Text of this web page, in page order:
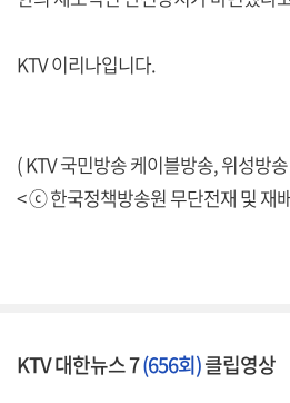
KTV 이리나입니다.
( KTV 국민방송 케이블방송, 위성방
< ⓒ 한국정책방송원 무단전재 및 재
KTV 대한뉴스 7(656회)클립영상